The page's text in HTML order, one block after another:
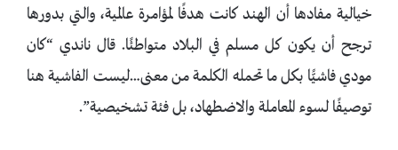
خيالية مفادها أن الهند كانت هدفًا لمؤامرة عالمية، والتي بدورها
ترجح أن يكون كل مسلم في البلاد متواطئًا. قال ناندي “كان
مودي فاشيًّا بكل ما تحمله الكلمة من معنى…ليست الفاشية هنا
توصيفًا لسوء المعاملة والاضطهاد، بل فئة تشخيصية”.